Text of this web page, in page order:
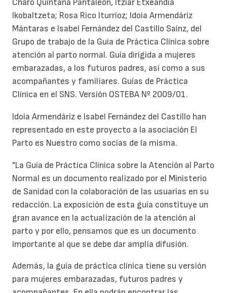
Charo Quintana Pantaleón, Itziar Etxeandia
Ikobaltzeta; Rosa Rico Iturrioz; Idoia Armendáriz
Mántaras e Isabel Fernández del Castillo Sainz, del
Grupo de trabajo de la Guía de Práctica Clínica sobre
atención al parto normal. Guía dirigida a mujeres
embarazadas, a los futuros padres, así como a sus
acompañantes y familiares. Guías de Práctica
Clínica en el SNS. Versión OSTEBA Nº 2009/01.
Idoia Armendáriz e Isabel Fernández del Castillo han
representado en este proyecto a la asociación El
Parto es Nuestro como socias de la misma.
"La Guía de Práctica Clínica sobre la Atención al Parto
Normal es un documento realizado por el Ministerio
de Sanidad con la colaboración de las usuarias en su
redacción. La exposición de esta guía constituye un
gran avance en la actualización de la atención al
parto y por ello, pensamos que es un documento
importante al que se debe dar amplia difusión.
Además, la guía de práctica clínica tiene su versión
para mujeres embarazadas, futuros padres y